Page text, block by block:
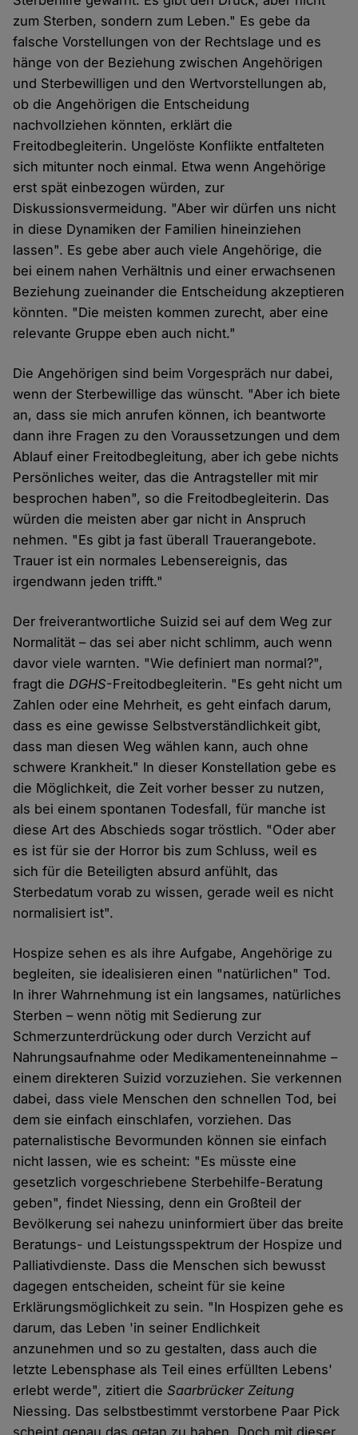
zum Sterben, sondern zum Leben." Es gebe da
falsche Vorstellungen von der Rechtslage und es
hänge von der Beziehung zwischen Angehörigen
und Sterbewilligen und den Wertvorstellungen ab,
ob die Angehörigen die Entscheidung
nachvollziehen könnten, erklärt die
Freitodbegleiterin. Ungelöste Konflikte entfalteten
sich mitunter noch einmal. Etwa wenn Angehörige
erst spät einbezogen würden, zur
Diskussionsvermeidung. "Aber wir dürfen uns nicht
in diese Dynamiken der Familien hineinziehen
lassen". Es gebe aber auch viele Angehörige, die
bei einem nahen Verhältnis und einer erwachsenen
Beziehung zueinander die Entscheidung akzeptieren
könnten. "Die meisten kommen zurecht, aber eine
relevante Gruppe eben auch nicht."
Die Angehörigen sind beim Vorgespräch nur dabei,
wenn der Sterbewillige das wünscht. "Aber ich biete
an, dass sie mich anrufen können, ich beantworte
dann ihre Fragen zu den Voraussetzungen und dem
Ablauf einer Freitodbegleitung, aber ich gebe nichts
Persönliches weiter, das die Antragsteller mit mir
besprochen haben", so die Freitodbegleiterin. Das
würden die meisten aber gar nicht in Anspruch
nehmen. "Es gibt ja fast überall Trauerangebote.
Trauer ist ein normales Lebensereignis, das
irgendwann jeden trifft."
Der freiverantwortliche Suizid sei auf dem Weg zur
Normalität – das sei aber nicht schlimm, auch wenn
davor viele warnten. "Wie definiert man normal?",
fragt dieDGHS-Freitodbegleiterin. "Es geht nicht um
Zahlen oder eine Mehrheit, es geht einfach darum,
dass es eine gewisse Selbstverständlichkeit gibt,
dass man diesen Weg wählen kann, auch ohne
schwere Krankheit." In dieser Konstellation gebe es
die Möglichkeit, die Zeit vorher besser zu nutzen,
als bei einem spontanen Todesfall, für manche ist
diese Art des Abschieds sogar tröstlich. "Oder aber
es ist für sie der Horror bis zum Schluss, weil es
sich für die Beteiligten absurd anfühlt, das
Sterbedatum vorab zu wissen, gerade weil es nicht
normalisiert ist".
Hospize sehen es als ihre Aufgabe, Angehörige zu
begleiten, sie idealisieren einen "natürlichen" Tod.
In ihrer Wahrnehmung ist ein langsames, natürliches
Sterben – wenn nötig mit Sedierung zur
Schmerzunterdrückung oder durch Verzicht auf
Nahrungsaufnahme oder Medikamenteneinnahme –
einem direkteren Suizid vorzuziehen. Sie verkennen
dabei, dass viele Menschen den schnellen Tod, bei
dem sie einfach einschlafen, vorziehen. Das
paternalistische Bevormunden können sie einfach
nicht lassen, wie es scheint: "Es müsste eine
gesetzlich vorgeschriebene Sterbehilfe-Beratung
geben", findet Niessing, denn ein Großteil der
Bevölkerung sei nahezu uninformiert über das breite
Beratungs- und Leistungsspektrum der Hospize und
Palliativdienste. Dass die Menschen sich bewusst
dagegen entscheiden, scheint für sie keine
Erklärungsmöglichkeit zu sein. "In Hospizen gehe es
darum, das Leben 'in seiner Endlichkeit
anzunehmen und so zu gestalten, dass auch die
letzte Lebensphase als Teil eines erfüllten Lebens'
erlebt werde", zitiert dieSaarbrücker Zeitung
Niessing. Das selbstbestimmt verstorbene Paar Pick